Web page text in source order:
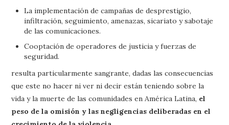
La implementación de campañas de desprestigio,
infiltración, seguimiento, amenazas, sicariato y sabotaje
de las comunicaciones.
Cooptación de operadores de justicia y fuerzas de
seguridad.
resulta particularmente sangrante, dadas las consecuencias
que este no hacer ni ver ni decir están teniendo sobre la
vida y la muerte de las comunidades en América Latina, el
peso de la omisión y las negligencias deliberadas en el